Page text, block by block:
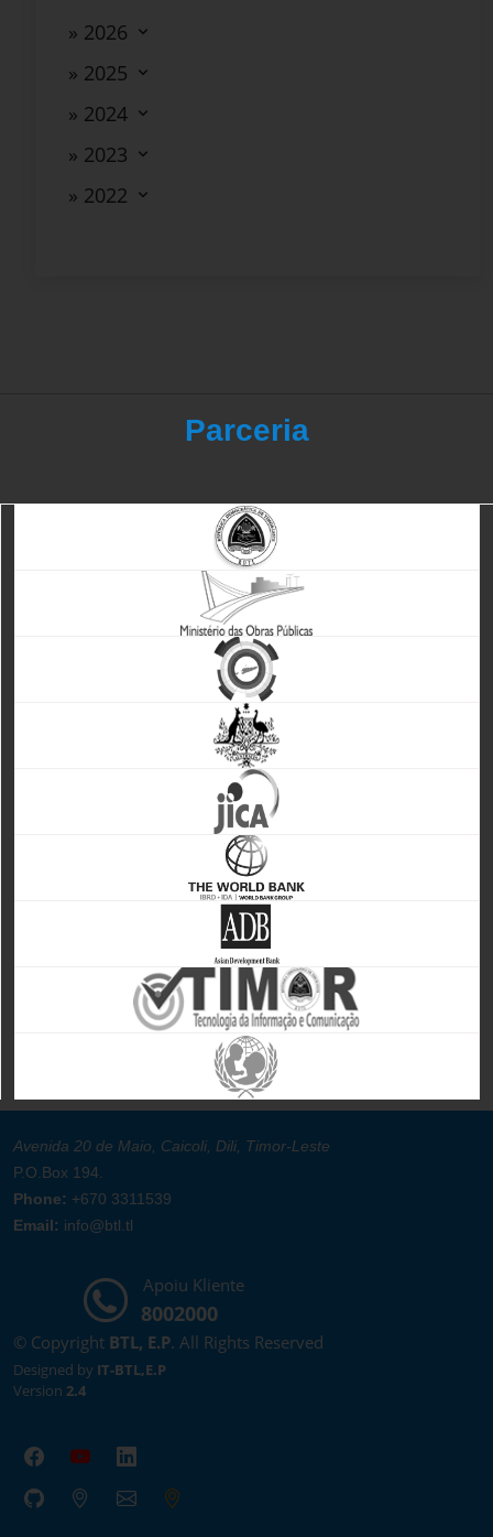
» 2026
» 2025
» 2024
» 2023
» 2022
Parceria
Avenida 20 de Maio, Caicoli, Dili, Timor-Leste
P.O.Box 194.
Phone: +670 3311539
Email: info@btl.tl
Apoiu Kliente
8002000
© Copyright BTL, E.P. All Rights Reserved
Designed by IT-BTL,E.P
Version 2.4